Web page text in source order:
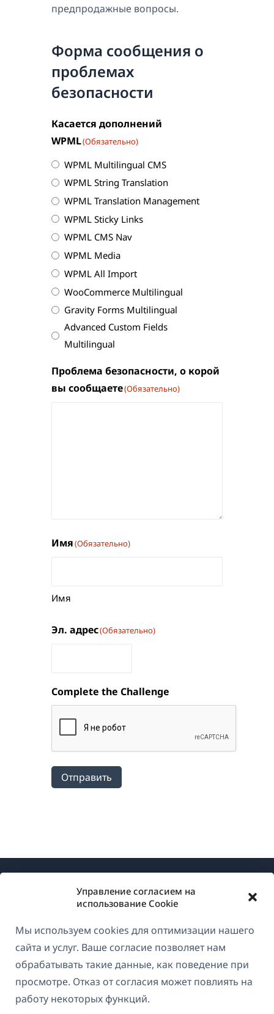
Управление согласием на
использование Cookie
Мы используем cookies для оптимизации нашего
сайта и услуг. Ваше согласие позволяет нам
обрабатывать такие данные, как поведение при
просмотре. Отказ от согласия может повлиять на
работу некоторых функций.
предпродажные вопросы.
Форма сообщения о
проблемах
безопасности
Касается дополнений
WPML(Обязательно)
WPML Multilingual CMS
WPML String Translation
WPML Translation Management
WPML Sticky Links
WPML CMS Nav
WPML Media
WPML All Import
WooCommerce Multilingual
Gravity Forms Multilingual
Advanced Custom Fields
Multilingual
Проблема безопасности, о корой
вы сообщаете(Обязательно)
Имя(Обязательно)
Имя
Эл. адрес(Обязательно)
Complete the Challenge
Отправить
О WPML
GDPR и политика конфиденциальности
Присоединяйтесь к нашей команде
(открывается